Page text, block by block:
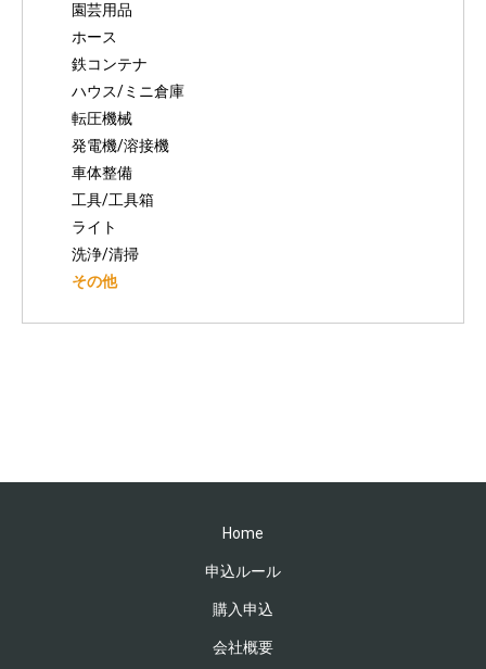
園芸用品
ホース
鉄コンテナ
ハウス/ミニ倉庫
転圧機械
発電機/溶接機
車体整備
工具/工具箱
ライト
洗浄/清掃
その他
Home
申込ルール
購入申込
会社概要